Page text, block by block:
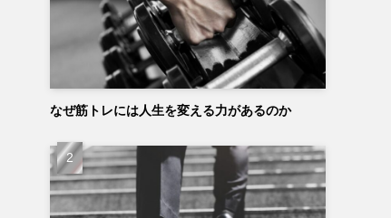
なぜ筋トレには人生を変える力があるのか